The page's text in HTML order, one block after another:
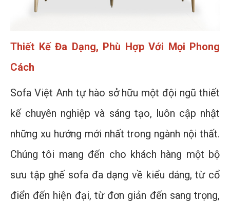
Thiết Kế Đa Dạng, Phù Hợp Với Mọi Phong
Cách
Sofa Việt Anh tự hào sở hữu một đội ngũ thiết
kế chuyên nghiệp và sáng tạo, luôn cập nhật
những xu hướng mới nhất trong ngành nội thất.
Chúng tôi mang đến cho khách hàng một bộ
sưu tập ghế sofa đa dạng về kiểu dáng, từ cổ
điển đến hiện đại, từ đơn giản đến sang trọng,